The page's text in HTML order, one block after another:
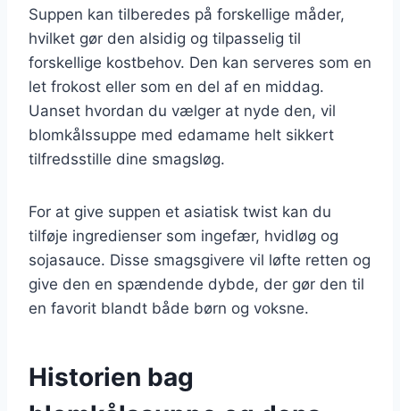
Suppen kan tilberedes på forskellige måder,
hvilket gør den alsidig og tilpasselig til
forskellige kostbehov. Den kan serveres som en
let frokost eller som en del af en middag.
Uanset hvordan du vælger at nyde den, vil
blomkålssuppe med edamame helt sikkert
tilfredsstille dine smagsløg.
For at give suppen et asiatisk twist kan du
tilføje ingredienser som ingefær, hvidløg og
sojasauce. Disse smagsgivere vil løfte retten og
give den en spændende dybde, der gør den til
en favorit blandt både børn og voksne.
Historien bag